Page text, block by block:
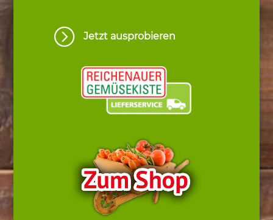
= Jetzt ausprobieren